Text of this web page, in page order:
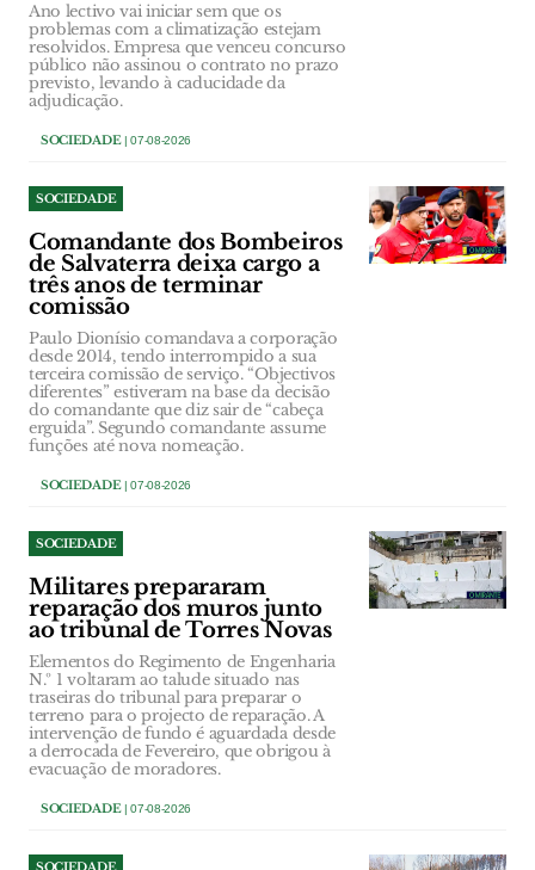
Ano lectivo vai iniciar sem que os
problemas com a climatização estejam
resolvidos. Empresa que venceu concurso
público não assinou o contrato no prazo
previsto, levando à caducidade da
adjudicação.
SOCIEDADE| 07-08-2026
SOCIEDADE
Comandante dos Bombeiros
de Salvaterra deixa cargo a
três anos de terminar
comissão
Paulo Dionísio comandava a corporação
desde 2014, tendo interrompido a sua
terceira comissão de serviço. “Objectivos
diferentes” estiveram na base da decisão
do comandante que diz sair de “cabeça
erguida”. Segundo comandante assume
funções até nova nomeação.
SOCIEDADE| 07-08-2026
SOCIEDADE
Militares prepararam
reparação dos muros junto
ao tribunal de Torres Novas
Elementos do Regimento de Engenharia
N.º 1 voltaram ao talude situado nas
traseiras do tribunal para preparar o
terreno para o projecto de reparação. A
intervenção de fundo é aguardada desde
a derrocada de Fevereiro, que obrigou à
evacuação de moradores.
SOCIEDADE| 07-08-2026